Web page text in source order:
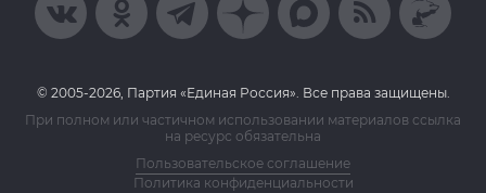
© 2005-2026, Партия «Единая Россия». Все права защищены.
При полном или частичном использовании материалов ссылка
на ресурс обязательна
Пользовательское соглашение
Политика конфиденциальности